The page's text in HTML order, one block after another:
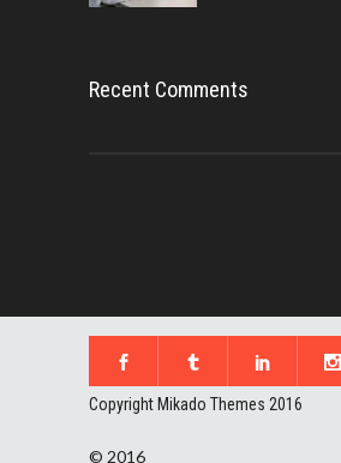
Recent Comments
Copyright Mikado Themes 2016
© 2016